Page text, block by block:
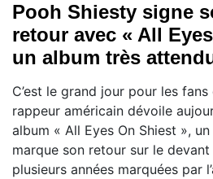
Pooh Shiesty signe
retour avec « All
un album très
C’est le grand jour pour les
rappeur américain dévoile
album « All Eyes On Shiest »,
marque son retour sur le
plusieurs années marquées par